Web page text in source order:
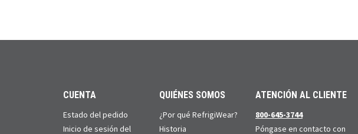
CUENTA
Estado del pedido
Inicio de sesión del
QUIÉNES SOMOS
¿Por qué RefrigiWear?
Historia
ATENCIÓN AL CLIENTE
800-645-3744
Póngase en contacto con